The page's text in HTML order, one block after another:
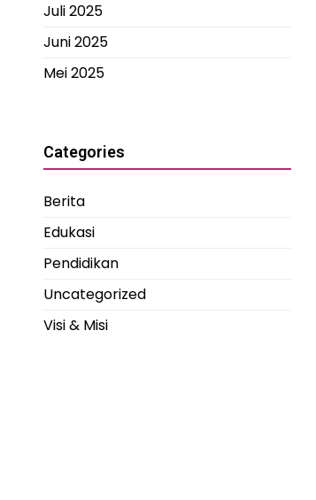
Juli 2025
Juni 2025
Mei 2025
Categories
Berita
Edukasi
Pendidikan
Uncategorized
Visi & Misi